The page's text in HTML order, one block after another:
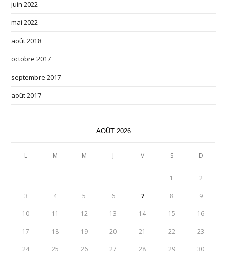
juin 2022
mai 2022
août 2018
octobre 2017
septembre 2017
août 2017
AOÛT 2026
L M M J V S D
1 2
3 4 5 6 7 8 9
10 11 12 13 14 15 16
17 18 19 20 21 22 23
24 25 26 27 28 29 30